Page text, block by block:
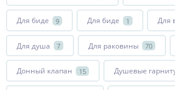
Для биде 9 Для биде 1 Для
Для душа 7 Для раковины 70
Донный клапан 15 Душевые